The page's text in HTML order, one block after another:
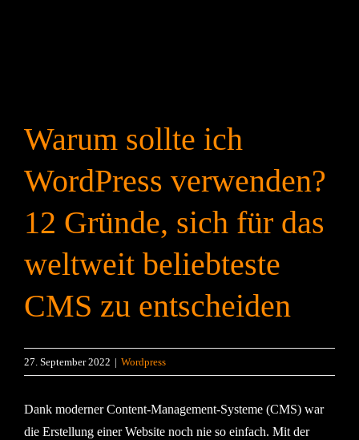
Warum sollte ich
WordPress verwenden?
12 Gründe, sich für das
weltweit beliebteste
CMS zu entscheiden
27. September 2022 | Wordpress
Dank moderner Content-Management-Systeme (CMS) war
die Erstellung einer Website noch nie so einfach. Mit der